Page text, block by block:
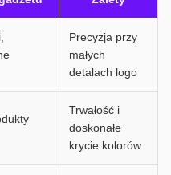
Precyzja przy
małych
detalach logo
Trwałość i
doskonałe
krycie kolorów